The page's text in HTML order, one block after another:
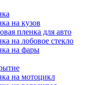
на кузов
пленка для авто
на лобовое стекло
на фары
на мотоцикл